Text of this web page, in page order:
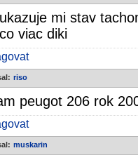
mi stav
viac diki
riso
peugot 206 rok
muskarin